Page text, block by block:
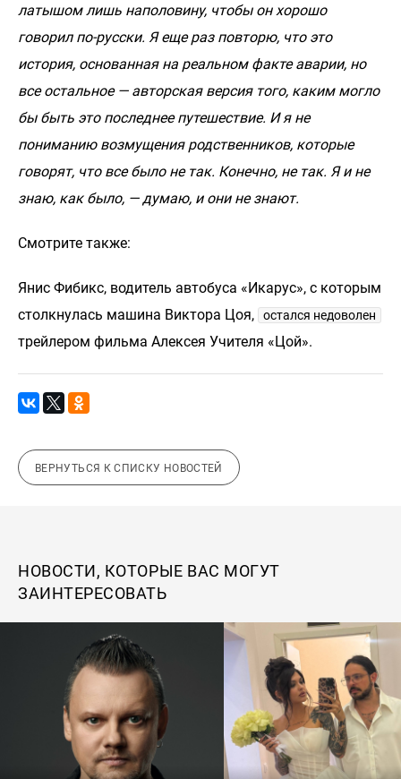
латышом лишь наполовину, чтобы он хорошо
говорил по-русски. Я еще раз повторю, что это
история, основанная на реальном факте аварии, но
все остальное — авторская версия того, каким могло
бы быть это последнее путешествие. И я не
пониманию возмущения родственников, которые
говорят, что все было не так. Конечно, не так. Я и не
знаю, как было, — думаю, и они не знают.
Смотрите также:
Янис Фибикс, водитель автобуса «Икарус», с которым
столкнулась машина Виктора Цоя,
остался недоволен
трейлером фильма Алексея Учителя «Цой».
ВЕРНУТЬСЯ К СПИСКУ НОВОСТЕЙ
НОВОСТИ, КОТОРЫЕ ВАС МОГУТ
ЗАИНТЕРЕСОВАТЬ